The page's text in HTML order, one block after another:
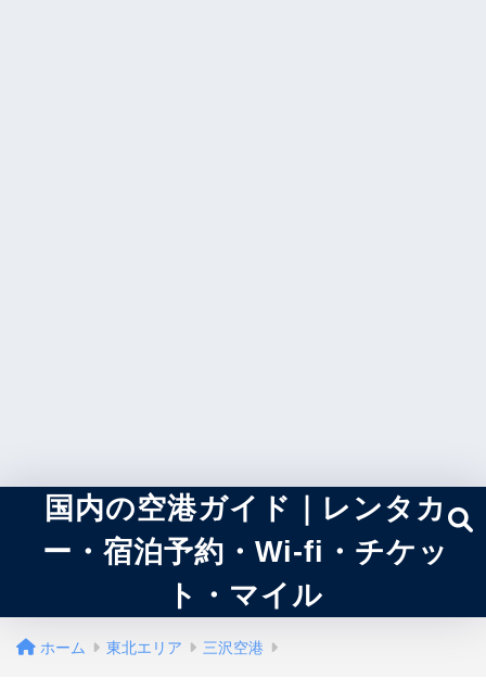
国内の空港ガイド｜レンタカ
ー・宿泊予約・Wi-fi・チケッ
ト・マイル
ホーム 東北エリア 三沢空港